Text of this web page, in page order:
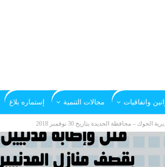
واتفاقيات مجالات التنمية إستماره بلاغ
محافظة الحديدة بتاريخ 30 نوفمبر 2018